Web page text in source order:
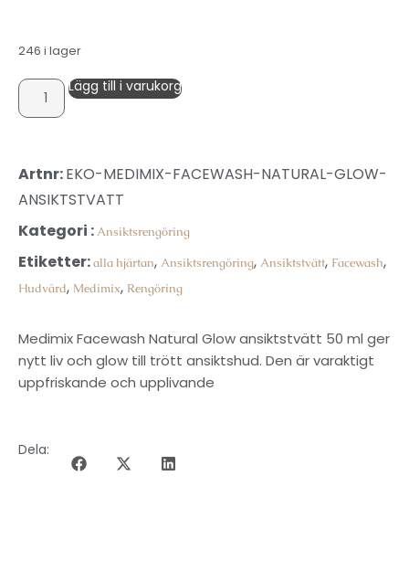
246 i lager
Lägg till i varukorg
Artnr:EKO-MEDIMIX-FACEWASH-NATURAL-GLOW-
ANSIKTSTVATT
Kategori :Ansiktsrengöring
Etiketter:alla hjärtan, Ansiktsrengöring, Ansiktstvätt, Facewash,
Hudvård, Medimix, Rengöring
Medimix Facewash Natural Glow ansiktstvätt 50 ml ger
nytt liv och glow till trött ansiktshud. Den är varaktigt
uppfriskande och upplivande
Dela: